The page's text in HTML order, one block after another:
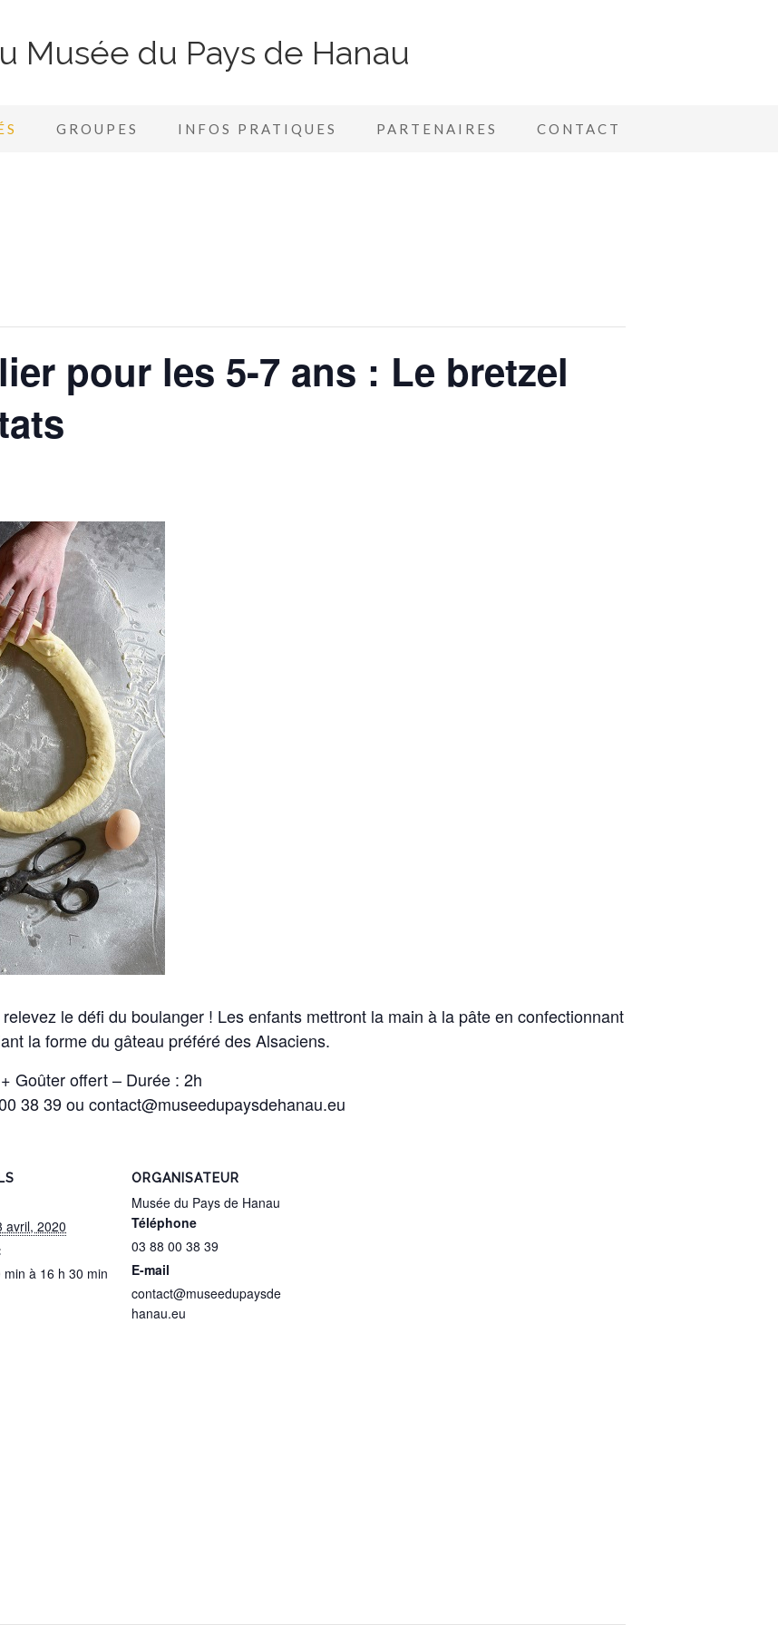
Musée du Pays de Hanau
GROUPES INFOS PRATIQUES PARTENAIRES CONTACT
pour les 5-7 ans : Le bretzel
le défi du boulanger ! Les enfants mettront la main à la pâte en confectionnant
la forme du gâteau préféré des Alsaciens.
Goûter offert – Durée : 2h
38 39 ou contact@museedupaysdehanau.eu
avril, 2020
min à 16 h 30 min
ORGANISATEUR
Musée du Pays de Hanau
Téléphone
03 88 00 38 39
E-mail
contact@museedupaysde
hanau.eu